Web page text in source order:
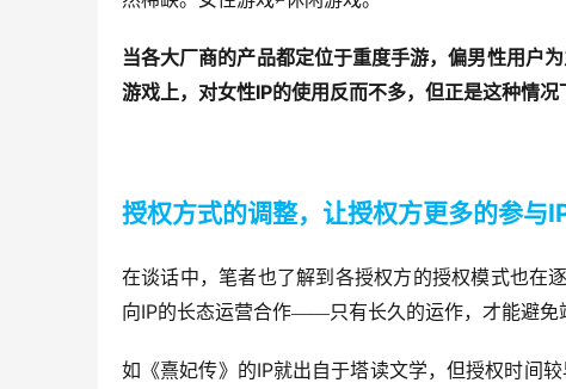
当各大厂商的产品都定位于重度手游，偏男性用户
游戏上，对女性IP的使用反而不多，但正是这种情况
授权方式的调整，让授权方更多的参与
在谈话中，笔者也了解到各授权方的授权模式也在
向IP的长态运营合作——只有长久的运作，才能避免
如《熹妃传》的IP就出自于塔读文学，但授权时间